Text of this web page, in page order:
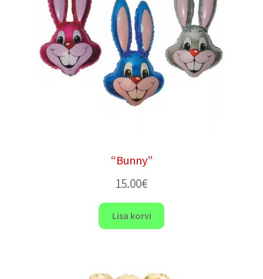
“Bunny”
15.00€
Lisa korvi